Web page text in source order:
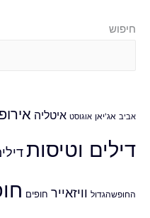
חיפוש
אביב אג'יאן אוגוסט איטליה
דילים וטיסות
החופשהגדול וויזאייר חופים